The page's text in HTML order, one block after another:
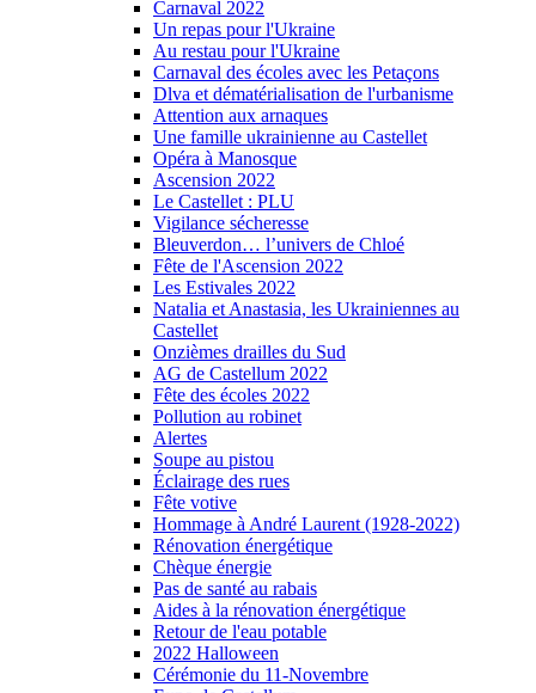
Carnaval 2022
Un repas pour l'Ukraine
Au restau pour l'Ukraine
Carnaval des écoles avec les Petaçons
Dlva et dématérialisation de l'urbanisme
Attention aux arnaques
Une famille ukrainienne au Castellet
Opéra à Manosque
Ascension 2022
Le Castellet : PLU
Vigilance sécheresse
Bleuverdon… l’univers de Chloé
Fête de l'Ascension 2022
Les Estivales 2022
Natalia et Anastasia, les Ukrainiennes au
Castellet
Onzièmes drailles du Sud
AG de Castellum 2022
Fête des écoles 2022
Pollution au robinet
Alertes
Soupe au pistou
Éclairage des rues
Fête votive
Hommage à André Laurent (1928-2022)
Rénovation énergétique
Chèque énergie
Pas de santé au rabais
Aides à la rénovation énergétique
Retour de l'eau potable
2022 Halloween
Cérémonie du 11-Novembre